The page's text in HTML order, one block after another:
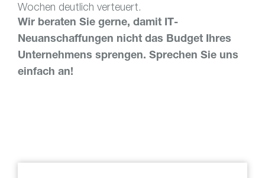
Wochen deutlich verteuert.
Wir beraten Sie gerne, damit IT-
Neuanschaffungen nicht das Budget Ihres
Unternehmens sprengen. Sprechen Sie uns
einfach an!